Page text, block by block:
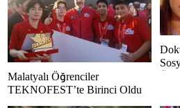
Malatyalı Öğrenciler
TEKNOFEST’te Birinci Oldu